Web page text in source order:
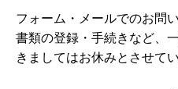
フォーム・メールでのお問
書類の登録・手続きなど、
きましてはお休みとさせて